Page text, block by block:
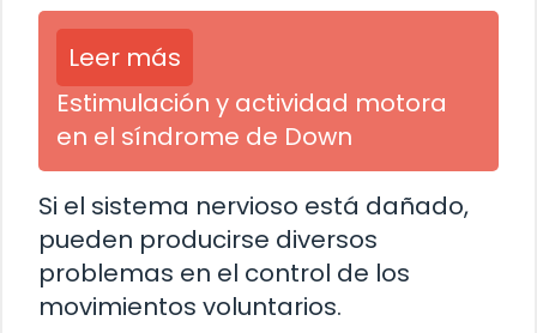
Leer más
Estimulación y actividad motora
en el síndrome de Down
Si el sistema nervioso está dañado,
pueden producirse diversos
problemas en el control de los
movimientos voluntarios.